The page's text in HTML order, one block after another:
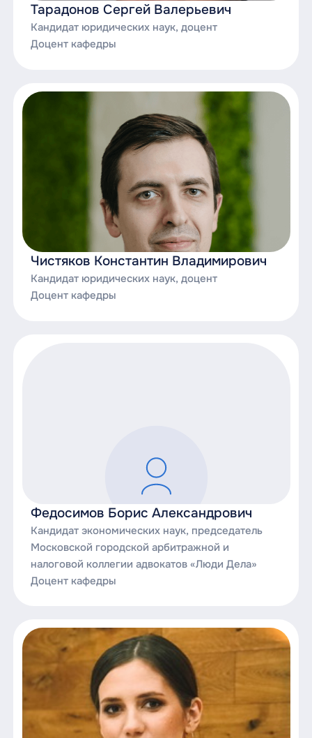
Тарадонов Сергей Валерьевич
Кандидат юридических наук, доцент
Доцент кафедры
Чистяков Константин Владимирович
Кандидат юридических наук, доцент
Доцент кафедры
Федосимов Борис Александрович
Кандидат экономических наук, председатель
Московской городской арбитражной и
налоговой коллегии адвокатов «Люди Дела»
Доцент кафедры